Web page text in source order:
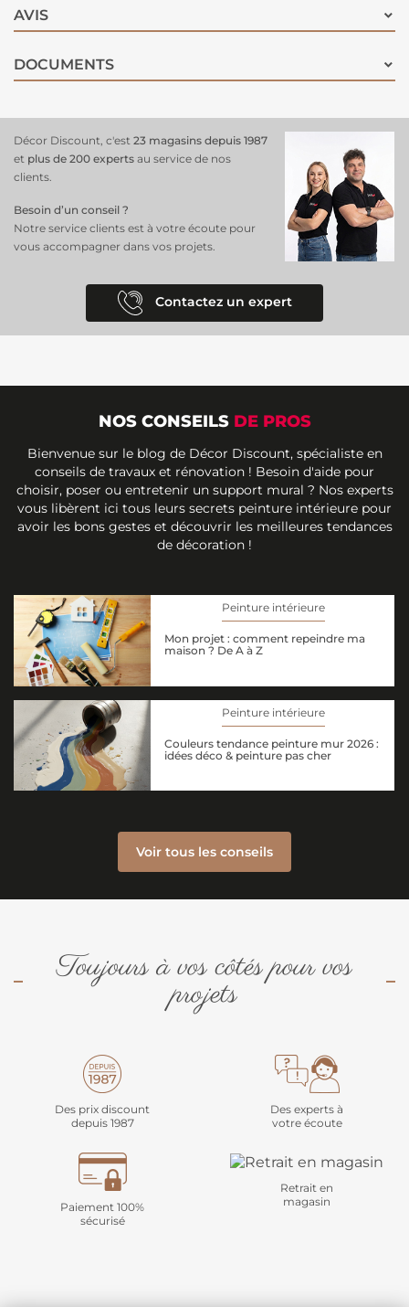
AVIS
DOCUMENTS
Décor Discount, c'est 23 magasins depuis 1987
et plus de 200 experts au service de nos
clients.
Besoin d’un conseil ?
Notre service clients est à votre écoute pour
vous accompagner dans vos projets.
Contactez un expert
NOS CONSEILS DE PROS
Bienvenue sur le blog de Décor Discount, spécialiste en
conseils de travaux et rénovation ! Besoin d'aide pour
choisir, poser ou entretenir un support mural ? Nos experts
vous libèrent ici tous leurs secrets peinture intérieure pour
avoir les bons gestes et découvrir les meilleures tendances
de décoration !
Peinture intérieure
Mon projet : comment repeindre ma
maison ? De A à Z
Peinture intérieure
Couleurs tendance peinture mur 2026 :
idées déco & peinture pas cher
Voir tous les conseils
Toujours à vos côtés pour vos
projets
Des prix discount
depuis 1987
Des experts à
votre écoute
Paiement 100%
sécurisé
Retrait en
magasin